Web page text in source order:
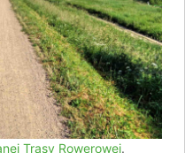
Trasy Rowerowej.